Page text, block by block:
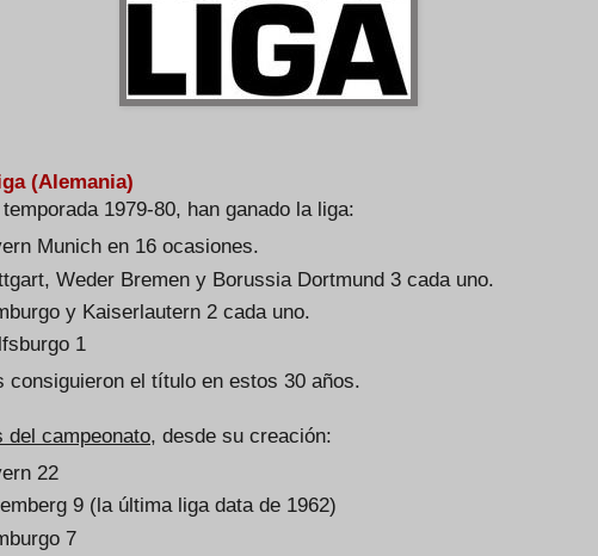
(Alemania)
1979-80, han ganado la liga:
Munich en 16 ocasiones.
Weder Bremen y Borussia Dortmund 3 cada uno.
y Kaiserlautern 2 cada uno.
1
consiguieron el título en estos 30 años.
del campeonato, desde su creación:
22
9 (la última liga data de 1962)
7